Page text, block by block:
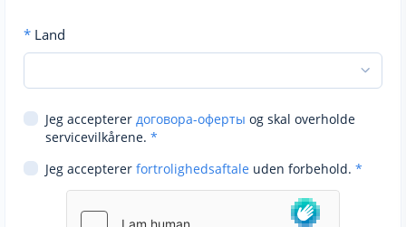
* Land
Jeg accepterer договора-оферты og skal overholde
servicevilkårene. *
Jeg accepterer fortrolighedsaftale uden forbehold. *